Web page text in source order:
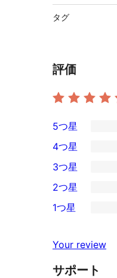
タグ
評価
1
5-
星
レ
ビ
ー
5つ星
4-
星
レ
ュ
ー
4つ星
0
3-
星
ビ
ュ
3つ星
2-
レ
ビ
2つ星
星
レ
1つ星
Your review
サポート